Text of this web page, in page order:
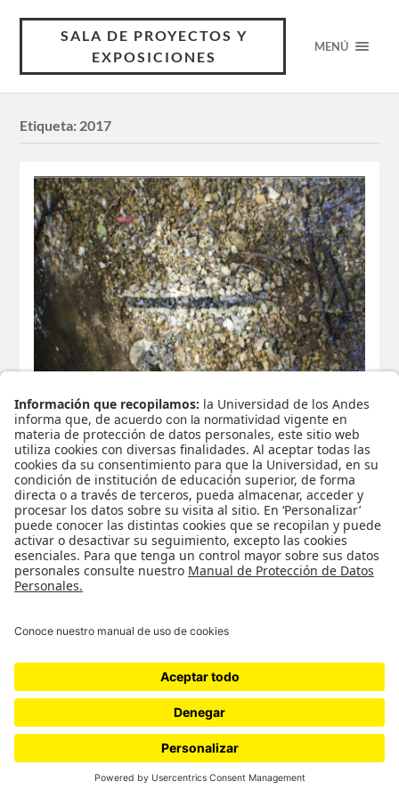
SALA DE PROYECTOS Y
EXPOSICIONES
MENÚ
Etiqueta: 2017
Contacto / Nicolás Williamson
*** Este proyecto parte de la observación y la
contemplación de la ronda de la quebrada la vieja en los
cerros orientales de Bogotá. De este proceso surgen…